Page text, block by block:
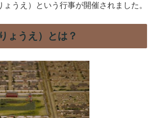
ょうえ）という行事が開催されました。
ょうえ）とは？